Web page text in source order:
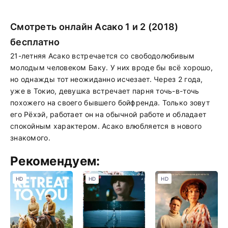
Смотреть онлайн Асако 1 и 2 (2018)
бесплатно
21-летняя Асако встречается со свободолюбивым
молодым человеком Баку. У них вроде бы всё хорошо,
но однажды тот неожиданно исчезает. Через 2 года,
уже в Токио, девушка встречает парня точь-в-точь
похожего на своего бывшего бойфренда. Только зовут
его Рёхэй, работает он на обычной работе и обладает
спокойным характером. Асако влюбляется в нового
знакомого.
Рекомендуем:
HD HD HD